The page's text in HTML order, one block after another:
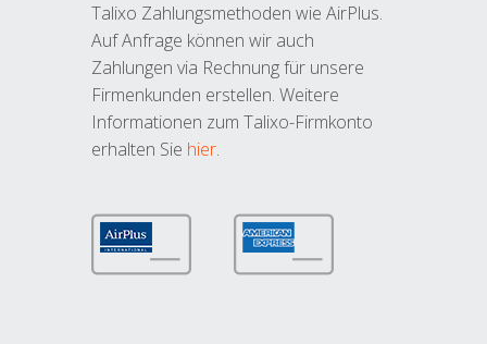
Talixo Zahlungsmethoden wie AirPlus.
Auf Anfrage können wir auch
Zahlungen via Rechnung für unsere
Firmenkunden erstellen. Weitere
Informationen zum Talixo-Firmkonto
erhalten Sie hier.